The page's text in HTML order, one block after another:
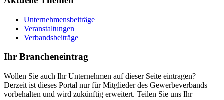
Unternehmensbeiträge
Veranstaltungen
Verbandsbeiträge
Ihr Brancheneintrag
Wollen Sie auch Ihr Unternehmen auf dieser Seite eintragen?
Derzeit ist dieses Portal nur für Mitglieder des Gewerbeverbands
vorbehalten und wird zukünftig erweitert. Teilen Sie uns Ihr